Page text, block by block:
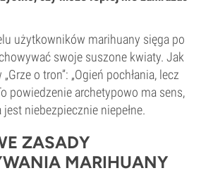
użytkowników marihuany sięga po
swoje suszone kwiaty. Jak
o tron”: „Ogień pochłania, lecz
powiedzenie archetypowo ma sens,
niebezpiecznie niepełne.
ZASADY
MARIHUANY